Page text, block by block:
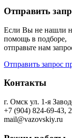
Отправить
Если Вы не нашли
помощь в подборе,
отправьте нам
Отправить запрос
Контакты
г. Омск ул. 1-я
+7 (904) 824-69-43,
mail@vazovskiy.ru